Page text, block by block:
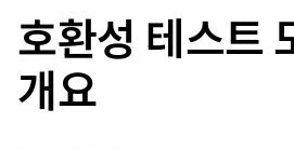
호환성 테스트
개요